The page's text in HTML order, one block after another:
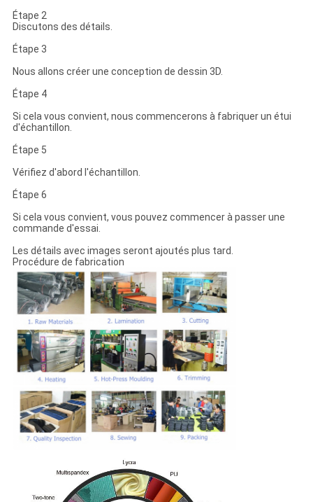
Étape 2
Discutons des détails.
Étape 3
Nous allons créer une conception de dessin 3D.
Étape 4
Si cela vous convient, nous commencerons à fabriquer un étui
d'échantillon.
Étape 5
Vérifiez d'abord l'échantillon.
Étape 6
Si cela vous convient, vous pouvez commencer à passer une
commande d'essai.
Les détails avec images seront ajoutés plus tard.
Procédure de fabrication